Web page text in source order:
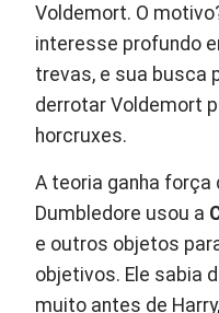
Voldemort. O
interesse profundo
trevas, e sua busca
derrotar Voldemort
horcruxes.
A teoria ganha
Dumbledore usou a
e outros objetos
objetivos. Ele sabia
muito antes de